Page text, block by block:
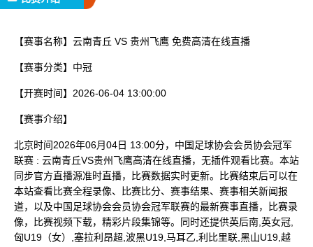
【赛事名称】 云南青丘 VS 贵州飞鹰 免费高清在线直播
【赛事分类】 中冠
【开赛时间】 2026-06-04 13:00:00
【赛事介绍】
北京时间2026年06月04日 13:00分，中国足球协会会员协会冠军
联赛 : 云南青丘VS贵州飞鹰高清在线直播，无插件观看比赛。本站
同步官方直播源准时直播，比赛数据实时更新。比赛结束后可以在
本站查看比赛全程录像、比赛比分、赛事结果、赛事相关新闻报
道，以及中国足球协会会员协会冠军联赛的最新赛事直播，比赛录
像，比赛视频下载，精彩片段集锦等。同时还提供英后南,英女冠,
匈U19（女）,塞拉利昂超,波黑U19,马耳乙,利比里联,黑山U19,越